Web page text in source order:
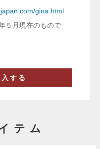
gina.html
５月現在のもので
する
テム